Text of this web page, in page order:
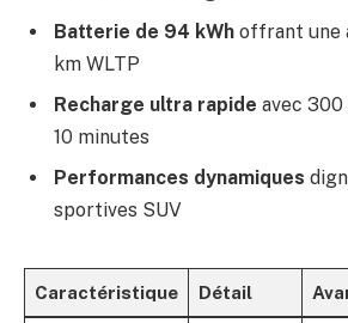
Batterie de 94 kWh offrant une
km WLTP
Recharge ultra rapide avec
10 minutes
Performances dynamiques
sportives SUV
Caractéristique Détail